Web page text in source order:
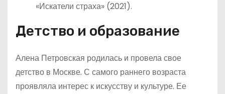
«Искатели страха» (2021).
Детство и образование
Алена Петровская родилась и провела свое
детство в Москве. С самого раннего возраста
проявляла интерес к искусству и культуре. Ее